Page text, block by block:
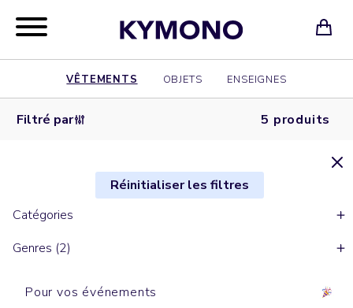
VÊTEMENTS OBJETS ENSEIGNES
Filtré par 5 produits
Réinitialiser les filtres
Catégories
Genres (2)
Pour vos événements